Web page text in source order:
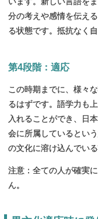
分の考えや感情を伝え
る状態です。抵抗なく
第4段階： 適応
この時期までに、様々
るはずです。語学力も
入れることができ、日
会に所属しているとい
の文化に溶け込んでいる
注意：全ての人が確実
ん。